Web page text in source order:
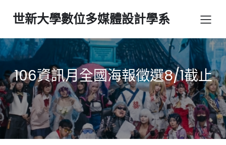
世新大學數位多媒體設計學系
106資訊月全國海報徵選8/1截止